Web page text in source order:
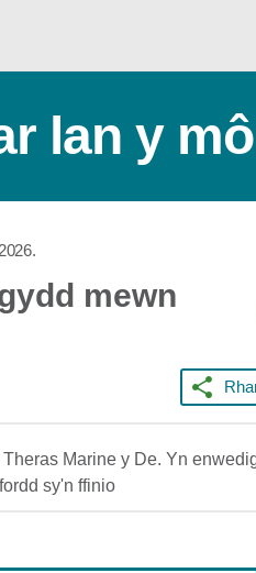
lan y
.
mewn
Marine y De. Yn
sy'n ffinio